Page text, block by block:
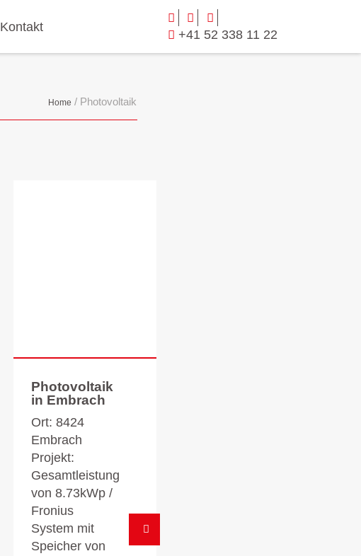
Kontakt
+41 52 338 11 22
Home / Photovoltaik
Photovoltaik
in Embrach
Ort: 8424
Embrach
Projekt:
Gesamtleistung
von 8.73kWp /
Fronius
System mit
Speicher von